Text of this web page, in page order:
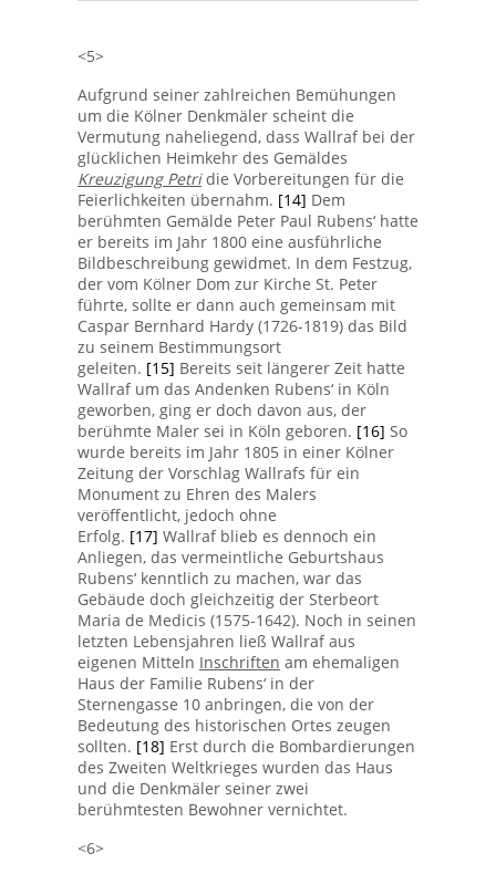
<5>
Aufgrund seiner zahlreichen Bemühungen
um die Kölner Denkmäler scheint die
Vermutung naheliegend, dass Wallraf bei der
glücklichen Heimkehr des Gemäldes
Kreuzigung Petridie Vorbereitungen für die
Feierlichkeiten übernahm. [14] Dem
berühmten Gemälde Peter Paul Rubens‘ hatte
er bereits im Jahr 1800 eine ausführliche
Bildbeschreibung gewidmet. In dem Festzug,
der vom Kölner Dom zur Kirche St. Peter
führte, sollte er dann auch gemeinsam mit
Caspar Bernhard Hardy (1726-1819) das Bild
zu seinem Bestimmungsort
geleiten. [15] Bereits seit längerer Zeit hatte
Wallraf um das Andenken Rubens‘ in Köln
geworben, ging er doch davon aus, der
berühmte Maler sei in Köln geboren. [16] So
wurde bereits im Jahr 1805 in einer Kölner
Zeitung der Vorschlag Wallrafs für ein
Monument zu Ehren des Malers
veröffentlicht, jedoch ohne
Erfolg. [17] Wallraf blieb es dennoch ein
Anliegen, das vermeintliche Geburtshaus
Rubens‘ kenntlich zu machen, war das
Gebäude doch gleichzeitig der Sterbeort
Maria de Medicis (1575-1642). Noch in seinen
letzten Lebensjahren ließ Wallraf aus
eigenen Mitteln Inschriften am ehemaligen
Haus der Familie Rubens‘ in der
Sternengasse 10 anbringen, die von der
Bedeutung des historischen Ortes zeugen
sollten. [18] Erst durch die Bombardierungen
des Zweiten Weltkrieges wurden das Haus
und die Denkmäler seiner zwei
berühmtesten Bewohner vernichtet.
<6>